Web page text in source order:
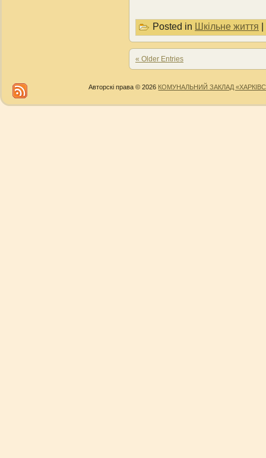
Posted in Шкільне життя |
« Older Entries
Авторскі права © 2026 КОМУНАЛЬНИЙ ЗАКЛАД